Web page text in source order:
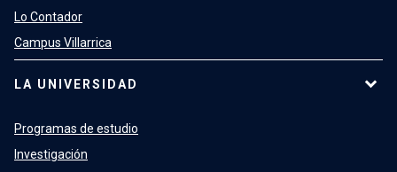
Lo Contador
Campus Villarrica
LA UNIVERSIDAD
Programas de estudio
Investigación